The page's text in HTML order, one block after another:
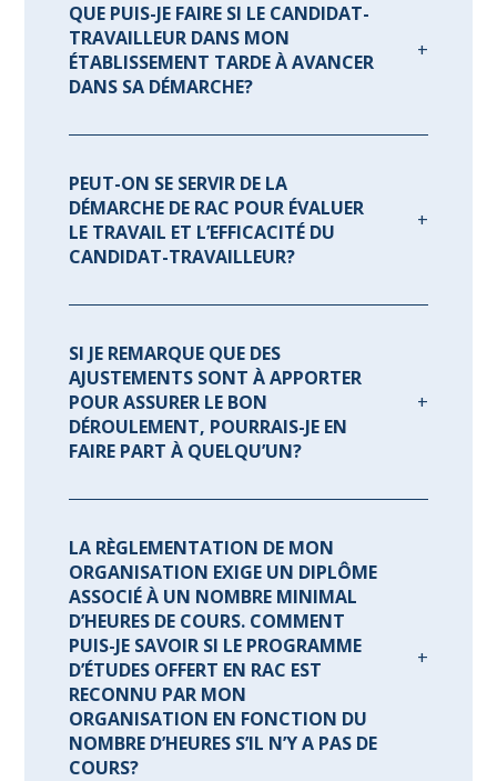
QUE PUIS-JE FAIRE SI LE CANDIDAT-
TRAVAILLEUR DANS MON
ÉTABLISSEMENT TARDE À AVANCER
DANS SA DÉMARCHE?
PEUT-ON SE SERVIR DE LA
DÉMARCHE DE RAC POUR ÉVALUER
LE TRAVAIL ET L’EFFICACITÉ DU
CANDIDAT-TRAVAILLEUR?
SI JE REMARQUE QUE DES
AJUSTEMENTS SONT À APPORTER
POUR ASSURER LE BON
DÉROULEMENT, POURRAIS-JE EN
FAIRE PART À QUELQU’UN?
LA RÈGLEMENTATION DE MON
ORGANISATION EXIGE UN DIPLÔME
ASSOCIÉ À UN NOMBRE MINIMAL
D’HEURES DE COURS. COMMENT
PUIS-JE SAVOIR SI LE PROGRAMME
D’ÉTUDES OFFERT EN RAC EST
RECONNU PAR MON
ORGANISATION EN FONCTION DU
NOMBRE D’HEURES S’IL N’Y A PAS DE
COURS?